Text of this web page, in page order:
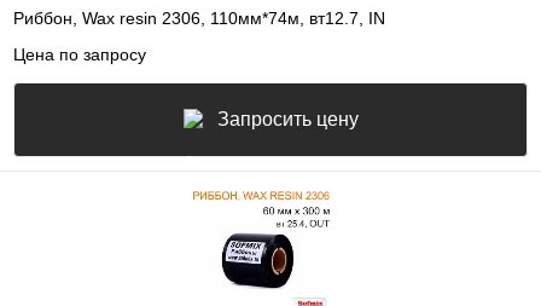
Риббон, Wax resin 2306, 110мм*74м, вт12.7, IN
Цена по запросу
Запросить цену